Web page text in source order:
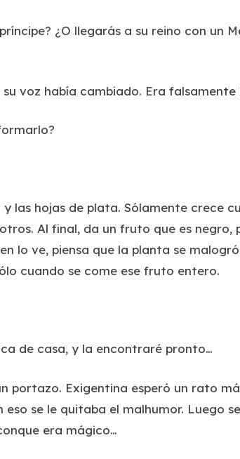
¿O llegarás a su reino con un
voz había cambiado. Era falsamente
las hojas de plata. Sólamente crece
Al final, da un fruto que es negro,
lo ve, piensa que la planta se
cuando se come ese fruto entero.
de casa, y la encontraré pronto…
portazo. Exigentina esperó un rato
se le quitaba el malhumor. Luego
era mágico…